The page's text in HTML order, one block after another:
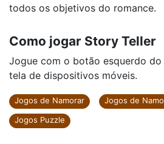
todos os objetivos do romance.
Como jogar Story Teller
Jogue com o botão esquerdo do
tela de dispositivos móveis.
Jogos de Namorar
Jogos de
Jogos Puzzle